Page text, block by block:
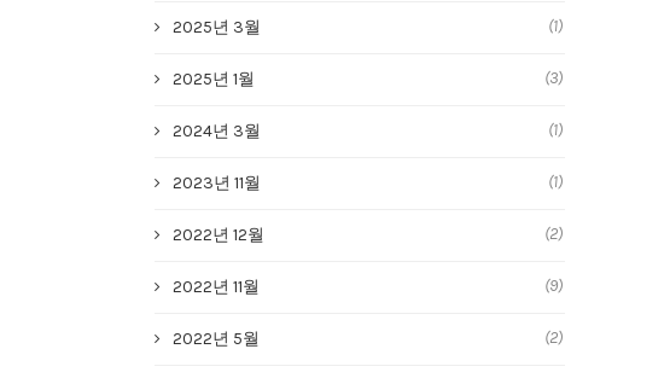
2025년 3월 (1)
2025년 1월 (3)
2024년 3월 (1)
2023년 11월 (1)
2022년 12월 (2)
2022년 11월 (9)
2022년 5월 (2)